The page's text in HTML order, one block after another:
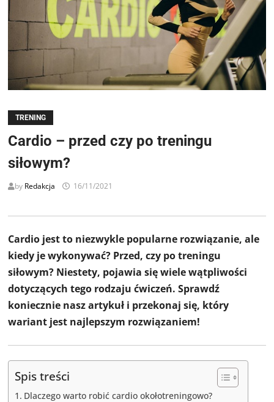
TRENING
Cardio – przed czy po treningu
siłowym?
by Redakcja 16/11/2021
Cardio jest to niezwykle popularne rozwiązanie, ale
kiedy je wykonywać? Przed, czy po treningu
siłowym? Niestety, pojawia się wiele wątpliwości
dotyczących tego rodzaju ćwiczeń. Sprawdź
koniecznie nasz artykuł i przekonaj się, który
wariant jest najlepszym rozwiązaniem!
Spis treści
Dlaczego warto robić cardio okołotreningowo?